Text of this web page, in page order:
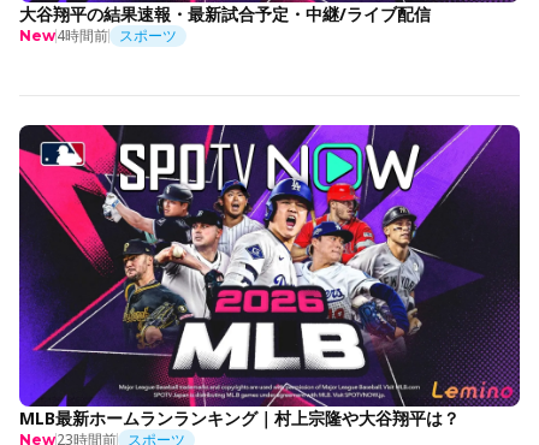
大谷翔平の結果速報・最新試合予定・中継/ライブ配信
New4時間前 スポーツ
MLB最新ホームランランキング｜村上宗隆や大谷翔平は？
New23時間前 スポーツ